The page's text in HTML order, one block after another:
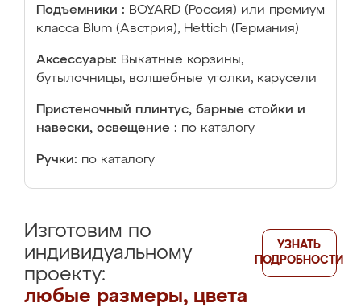
Подъемники : BOYARD (Россия) или премиум
класса Blum (Австрия), Hettich (Германия)
Аксессуары: Выкатные корзины,
бутылочницы, волшебные уголки, карусели
Пристеночный плинтус, барные стойки и
навески, освещение : по каталогу
Ручки: по каталогу
Изготовим по
индивидуальному
проекту:
любые размеры, цвета
УЗНАТЬ
ПОДРОБНОСТИ